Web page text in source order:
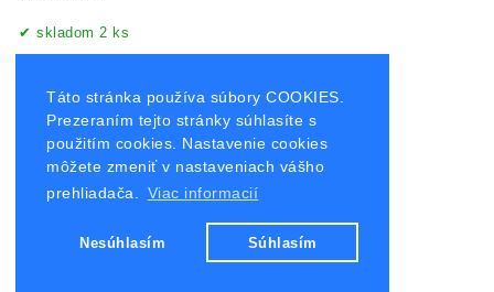
Táto stránka používa súbory COOKIES.
Prezeraním tejto stránky súhlasíte s
použitím cookies. Nastavenie cookies
môžete zmeniť v nastaveniach vášho
prehliadača.
Viac informacií
Nesúhlasím Súhlasím
skladom 2 ks